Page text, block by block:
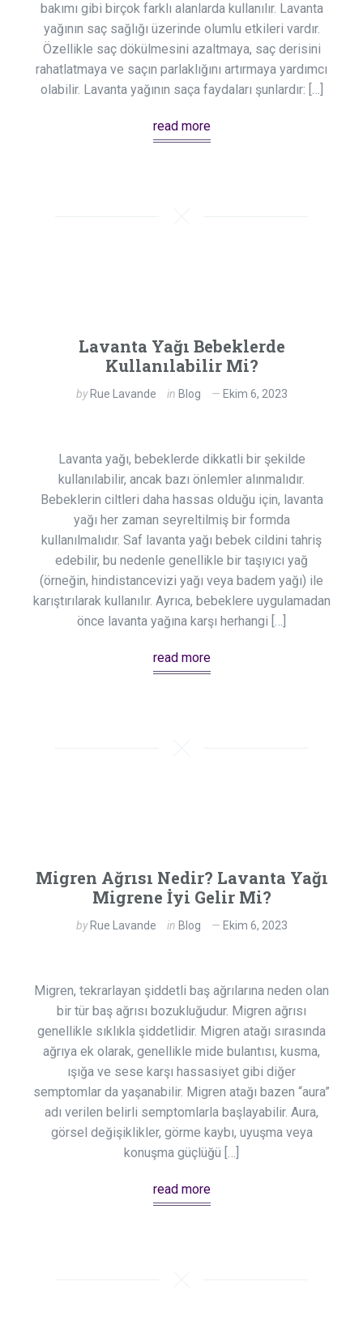
bakımı gibi birçok farklı alanlarda kullanılır. Lavanta
yağının saç sağlığı üzerinde olumlu etkileri vardır.
Özellikle saç dökülmesini azaltmaya, saç derisini
rahatlatmaya ve saçın parlaklığını artırmaya yardımcı
olabilir. Lavanta yağının saça faydaları şunlardır: […]
read more
Lavanta Yağı Bebeklerde
Kullanılabilir Mi?
by Rue Lavande in Blog Ekim 6, 2023
Lavanta yağı, bebeklerde dikkatli bir şekilde
kullanılabilir, ancak bazı önlemler alınmalıdır.
Bebeklerin ciltleri daha hassas olduğu için, lavanta
yağı her zaman seyreltilmiş bir formda
kullanılmalıdır. Saf lavanta yağı bebek cildini tahriş
edebilir, bu nedenle genellikle bir taşıyıcı yağ
(örneğin, hindistancevizi yağı veya badem yağı) ile
karıştırılarak kullanılır. Ayrıca, bebeklere uygulamadan
önce lavanta yağına karşı herhangi […]
read more
Migren Ağrısı Nedir? Lavanta Yağı
Migrene İyi Gelir Mi?
by Rue Lavande in Blog Ekim 6, 2023
Migren, tekrarlayan şiddetli baş ağrılarına neden olan
bir tür baş ağrısı bozukluğudur. Migren ağrısı
genellikle sıklıkla şiddetlidir. Migren atağı sırasında
ağrıya ek olarak, genellikle mide bulantısı, kusma,
ışığa ve sese karşı hassasiyet gibi diğer
semptomlar da yaşanabilir. Migren atağı bazen “aura”
adı verilen belirli semptomlarla başlayabilir. Aura,
görsel değişiklikler, görme kaybı, uyuşma veya
konuşma güçlüğü […]
read more